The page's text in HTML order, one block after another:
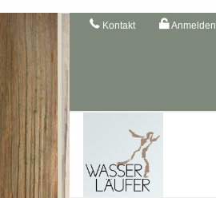
Kontakt Anmelden
Startseite